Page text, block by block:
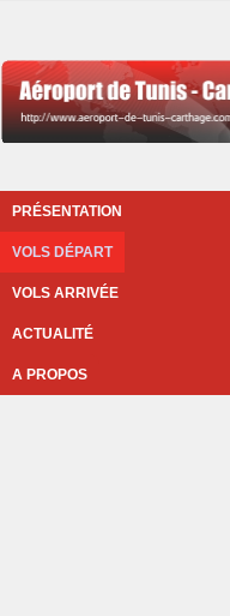
PRÉSENTATION
VOLS DÉPART
VOLS ARRIVÉE
ACTUALITÉ
A PROPOS